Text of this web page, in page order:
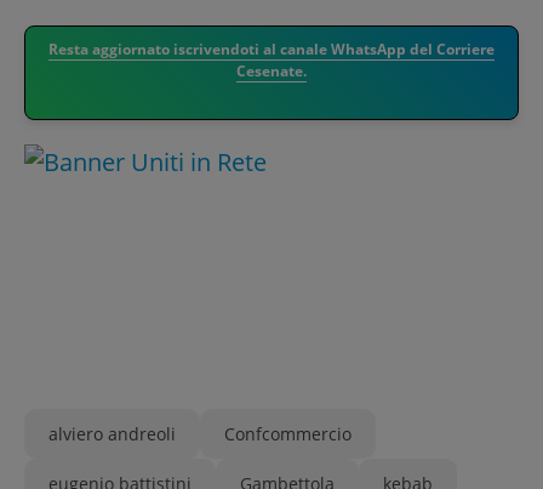
Resta aggiornato iscrivendoti al canale WhatsApp del Corriere
Cesenate.
alviero andreoli Confcommercio
eugenio battistini Gambettola kebab